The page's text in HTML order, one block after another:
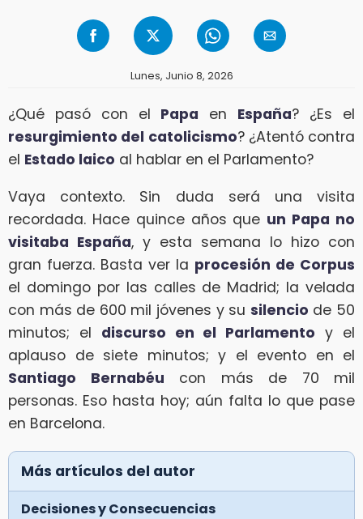
Lunes, Junio 8, 2026
¿Qué pasó con el Papa en España? ¿Es el
resurgimiento del catolicismo? ¿Atentó contra
el Estado laico al hablar en el Parlamento?
Vaya contexto. Sin duda será una visita
recordada. Hace quince años que un Papa no
visitaba España, y esta semana lo hizo con
gran fuerza. Basta ver la procesión de Corpus
el domingo por las calles de Madrid; la velada
con más de 600 mil jóvenes y su silencio de 50
minutos; el discurso en el Parlamento y el
aplauso de siete minutos; y el evento en el
Santiago Bernabéu con más de 70 mil
personas. Eso hasta hoy; aún falta lo que pase
en Barcelona.
Más artículos del autor
Decisiones y Consecuencias